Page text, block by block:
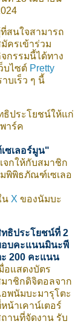
สนใจสามารถ
ครเข้าร่วม
กรรมนี้ได้ทาง
บไซต์ Pretty
บเร็ว ๆ นี้
ธิประโยชน์ให้แก่
าร์ค
ซเลอร์มูน"
จกให้กับสมาชิก
พิพิธภัณฑ์เซเลอ
น X ของนัมบะ
ธิประโยชน์ที่ 2
อบคะแนนมินะพี
200 คะแนน
อแสดงบัตร
าชิกดิจิตอลจาก
พนัมบะมารุโตะ
น้าเคาน์เตอร์
านที่จัดงาน รับ